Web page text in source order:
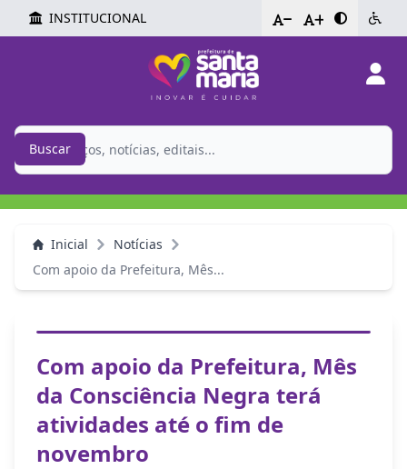
INSTITUCIONAL - +
Buscar
Inicial
Notícias
Com apoio da Prefeitura, Mês...
Com apoio da Prefeitura, Mês
da Consciência Negra terá
atividades até o fim de
novembro